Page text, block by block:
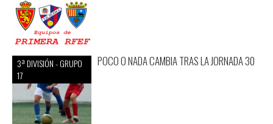
3ª DIVISIÓN - GRUPO
17
POCO O NADA CAMBIA TRAS LA JORNADA 30